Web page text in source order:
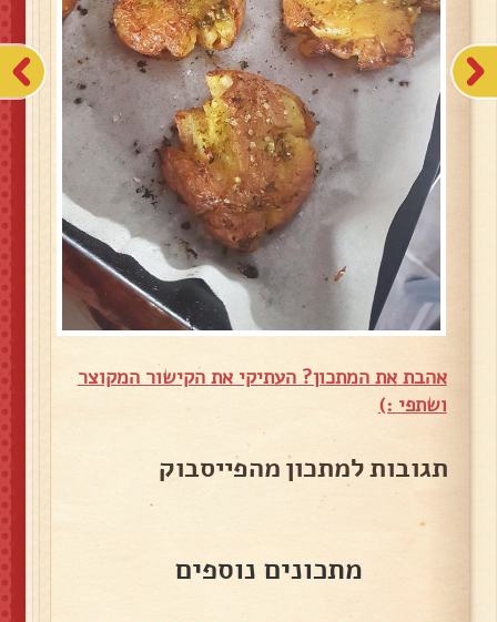
אהבת את המתכון? העתיקי את הקישור המקוצר
ושתפי :)
תגובות למתכון מהפייסבוק
מתכונים נוספים